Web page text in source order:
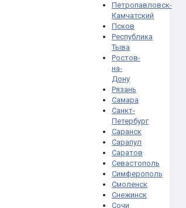
Петропавловск-
Камчатский
Псков
Республика
Тыва
Ростов-
на-
Дону
Рязань
Самара
Санкт-
Петербург
Саранск
Сарапул
Саратов
Севастополь
Симферополь
Смоленск
Снежинск
Сочи